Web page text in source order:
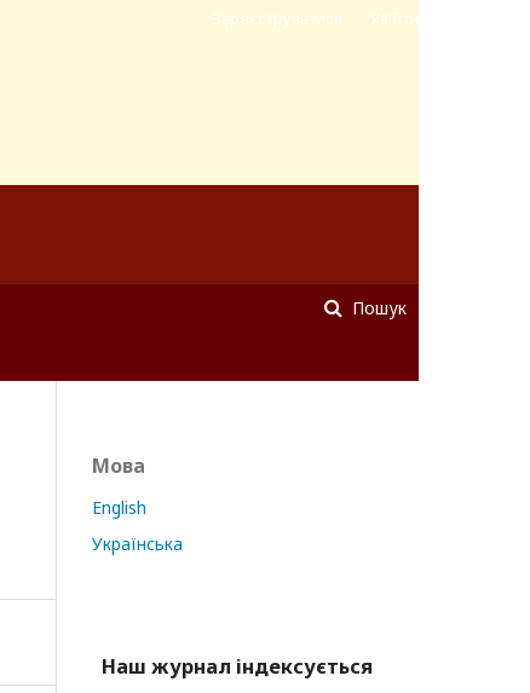
Пошук
Зареєструватися Увійти
Мова
English
Українська
Наш журнал індексується